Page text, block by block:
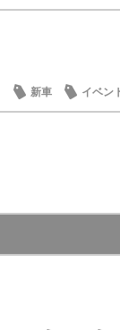
新車 イベン